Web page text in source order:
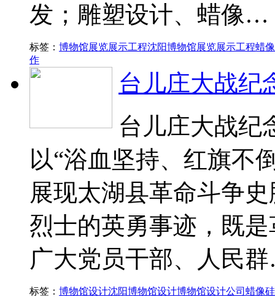
发；雕塑设计、蜡像…
标签： 博物馆展览展示工程沈阳博物馆展览展示工程蜡
作
台儿庄大战纪
台儿庄大战纪
以“浴血坚持、红旗不
展现太湖县革命斗争
烈士的英勇事迹，既
广大党员干部、人民
标签： 博物馆设计沈阳博物馆设计博物馆设计公司 蜡像